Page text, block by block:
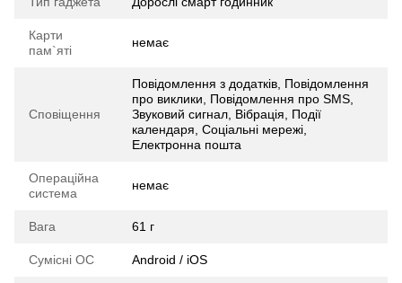
Карти
пам`яті
немає
Сповіщення
Повідомлення з додатків, Повідомлення
про виклики, Повідомлення про SMS,
Звуковий сигнал, Вібрація, Події
календаря, Соціальні мережі,
Електронна пошта
Операційна
система
немає
Вага 61 г
Сумісні ОС Android / iOS